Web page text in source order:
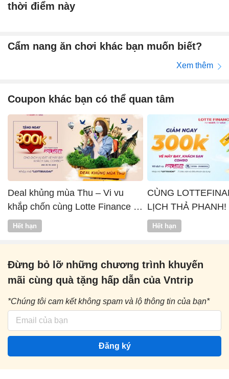
thời điểm này
Cẩm nang ăn chơi khác bạn muốn biết?
Xem thêm
Coupon khác bạn có thể quan tâm
Deal khủng mùa Thu – Vi vu
khắp chốn cùng Lotte Finance x
Vntrip
Hết hạn
CÙNG
LỊCH THẢ PHANH!
Hết hạn
Đừng bỏ lỡ những chương trình khuyến
mãi cùng quà tặng hấp dẫn của Vntrip
*Chúng tôi cam kết không spam và lộ thông tin của bạn*
Đăng ký